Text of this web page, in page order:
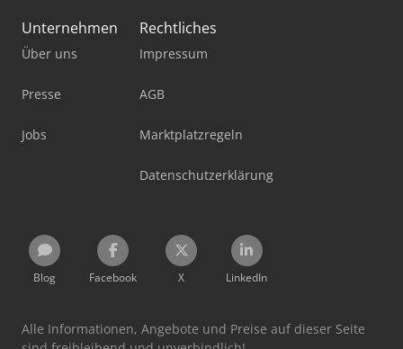
Unternehmen
Über uns
Presse
Jobs
Rechtliches
Impressum
AGB
Marktplatzregeln
Datenschutzerklärung
Blog Facebook X LinkedIn
Alle Informationen, Angebote und Preise auf dieser Seite